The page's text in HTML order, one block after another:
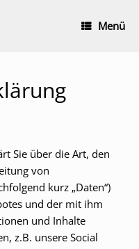
Menü
Sie über die Art, den
von
kurz „Daten“)
und der mit ihm
und Inhalte
z.B. unsere Social